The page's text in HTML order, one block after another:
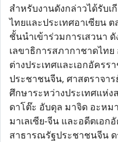
สำหรับงานดังกล่าวได้รับ
ไทยและประเทศอาเซียน
ชั้นนำเข้าร่วมการเสวนา
เลขาธิการสภากาชาดไท
ต่างประเทศและเอกอัคร
ประชาชนจีน, ศาสตราจา
ศึกษาระหว่างประเทศแห่
ดาโต๊ะ อับดุล มาจิด อะห
มาเลเซีย-จีน และอดีตเอก
สาธารณรัฐประชาชนจีน ด